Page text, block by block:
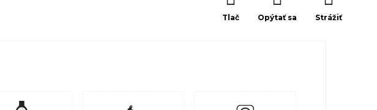
Tlač Opýtať sa Strážiť